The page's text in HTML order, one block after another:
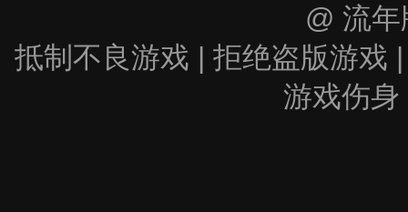
@ 流
抵制不良游戏 | 拒绝盗版游戏
游戏伤